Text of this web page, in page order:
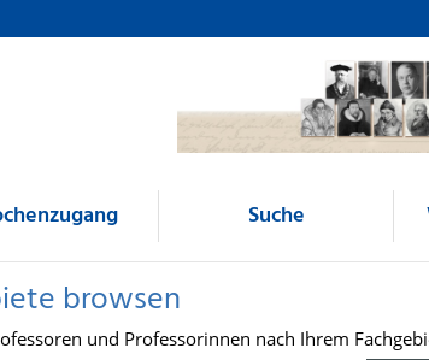
Suche
browsen
und Professorinnen nach Ihrem